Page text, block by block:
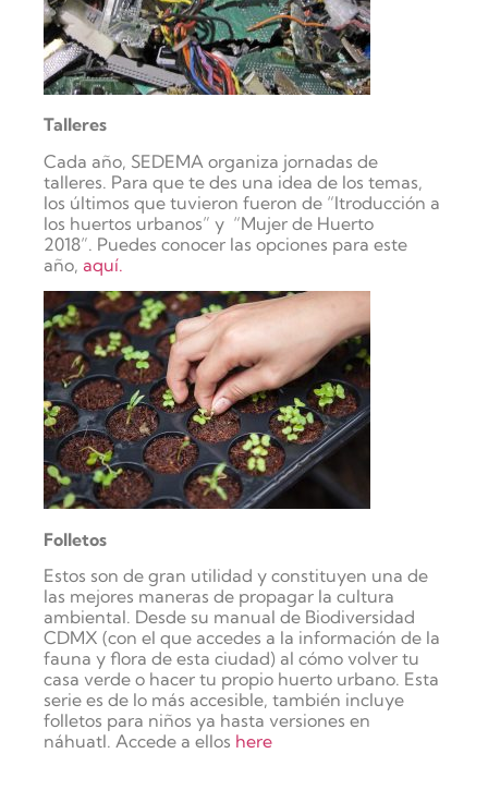
Talleres
Cada año, SEDEMA organiza jornadas de
talleres. Para que te des una idea de los temas,
los últimos que tuvieron fueron de “Itroducción a
los huertos urbanos” y “Mujer de Huerto
2018”. Puedes conocer las opciones para este
año, aquí.
Folletos
Estos son de gran utilidad y constituyen una de
las mejores maneras de propagar la cultura
ambiental. Desde su manual de Biodiversidad
CDMX (con el que accedes a la información de la
fauna y flora de esta ciudad) al cómo volver tu
casa verde o hacer tu propio huerto urbano. Esta
serie es de lo más accesible, también incluye
folletos para niños ya hasta versiones en
náhuatl. Accede a ellos here